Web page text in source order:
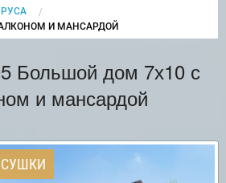
И МАНСАРДОЙ
Большой дом 7х10 с
и мансардой